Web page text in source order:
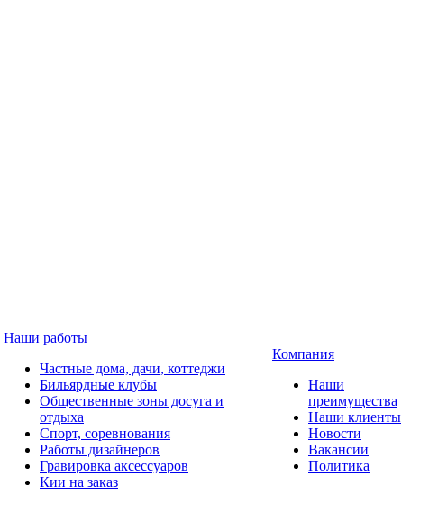
Наши работы
Частные дома, дачи, коттеджи
Бильярдные клубы
Общественные зоны досуга и
отдыха
Спорт, соревнования
Работы дизайнеров
Гравировка аксессуаров
Кии на заказ
Компания
Наши
преимущества
Наши клиенты
Новости
Вакансии
Политика